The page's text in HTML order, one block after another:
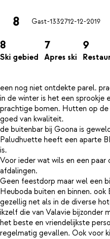
8 Gast-1332712-12-2019
8
Ski gebied
7
Apres ski
9
een nog niet ontdekte parel.
in de winter is het een sprookje
prachtige bomen. Hutten op de
goed van kwaliteit.
de buitenbar bij Goona is
Paludhuette heeft een aparte
is.
Voor ieder wat wils en een paar
afdalingen.
Geen feestdorp maar wel een
Heuboda buiten en binnen.
gezellig net als in de diverse
ikzelf die van Valavie bijzonder
het beste en vriendelijkste
regelmatig gevallen. Ook voor